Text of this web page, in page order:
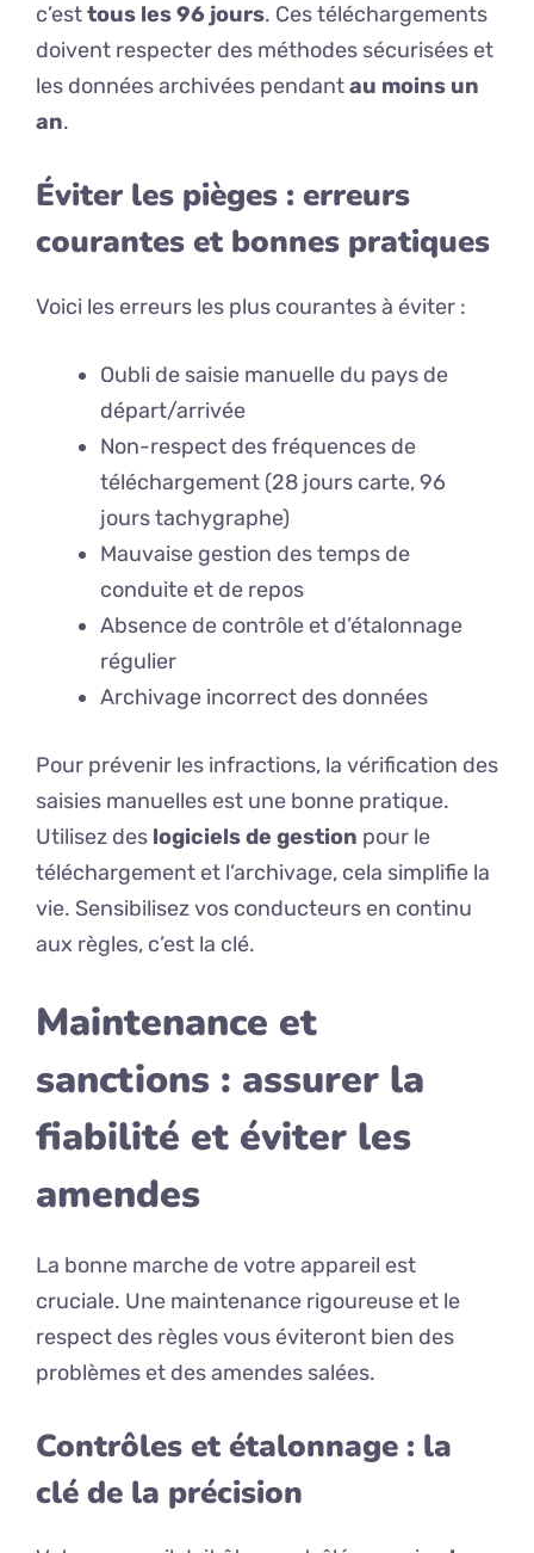
c’esttous les 96 jours. Ces téléchargements
doivent respecter des méthodes sécurisées et
les données archivées pendantau moins un
an.
Éviter les pièges : erreurs
courantes et bonnes pratiques
Voici les erreurs les plus courantes à éviter :
Oubli de saisie manuelle du pays de
départ/arrivée
Non-respect des fréquences de
téléchargement (28 jours carte, 96
jours tachygraphe)
Mauvaise gestion des temps de
conduite et de repos
Absence de contrôle et d’étalonnage
régulier
Archivage incorrect des données
Pour prévenir les infractions, la vérification des
saisies manuelles est une bonne pratique.
Utilisez des logiciels de gestion pour le
téléchargement et l’archivage, cela simplifie la
vie. Sensibilisez vos conducteurs en continu
aux règles, c’est la clé.
Maintenance et
sanctions : assurer la
fiabilité et éviter les
amendes
La bonne marche de votre appareil est
cruciale. Une maintenance rigoureuse et le
respect des règles vous éviteront bien des
problèmes et des amendes salées.
Contrôles et étalonnage : la
clé de la précision